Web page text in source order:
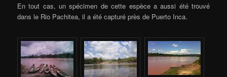
En tout cas, un spécimen de cette espèce a aussi été trouvé
dans le Rio Pachitea, il a été capturé près de Puerto Inca.